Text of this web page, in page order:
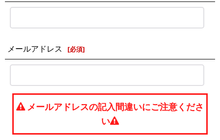
メールアドレス [必須]
メールアドレスの記入間違いにご注意くださ
い